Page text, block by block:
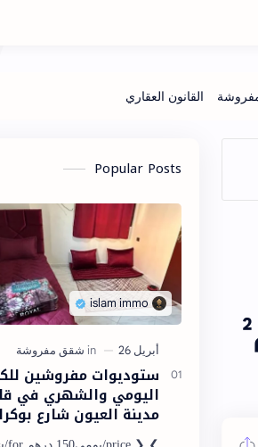
عقار للبيع محفض ب2 واجهات مميز مسحتها : 168م²
Popular Posts
ستوديوات مفروشين
اليومي والشهري في
مدينة العيون شارع
مدينة العيون